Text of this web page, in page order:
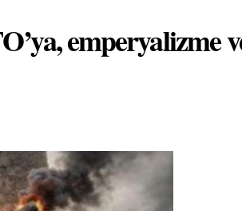
emperyalizme